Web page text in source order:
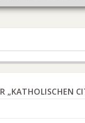
„KATHOLISCHEN